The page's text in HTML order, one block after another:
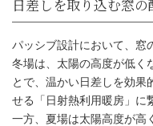
パッシブ設計において、窓
冬場は、太陽の高度が低く
とで、温かい日差しを効果
せる「日射熱利用暖房」に
一方、夏場は太陽高度が高